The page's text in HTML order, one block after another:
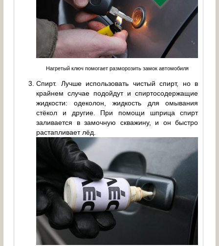
Нагретый ключ помогает разморозить замок автомобиля
Спирт. Лучше использовать чистый спирт, но в
крайнем случае подойдут и спиртосодержащие
жидкости: одеколон, жидкость для омывания
стёкол и другие. При помощи шприца спирт
заливается в замочную скважину, и он быстро
растапливает лёд.